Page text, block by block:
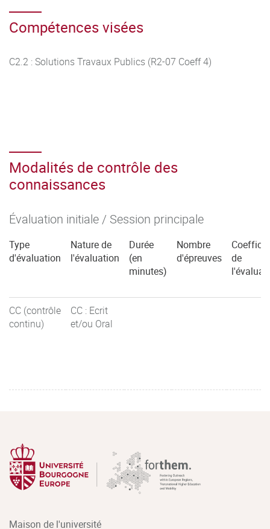
Compétences visées
C2.2 : Solutions Travaux Publics (R2-07 Coeff 4)
Modalités de contrôle des
connaissances
Évaluation initiale / Session principale
Type
d'évaluation
Nature de
l'évaluation
Durée
(en
minutes)
Nombre
d'épreuves
de
CC (contrôle
continu)
CC : Ecrit
et/ou Oral
Maison de l'université